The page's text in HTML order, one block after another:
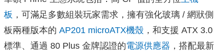
板 ，可滿足多數組裝玩家需求，擁有強化玻璃 / 網狀側
板兩種版本的 AP201 microATX機殼 ，和支援 ATX 3.0
標準、通過 80 Plus 金牌認證的電源供應器 ，搭配最新